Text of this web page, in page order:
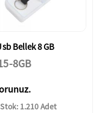
Bellek 8 GB
8GB
1.210 Adet